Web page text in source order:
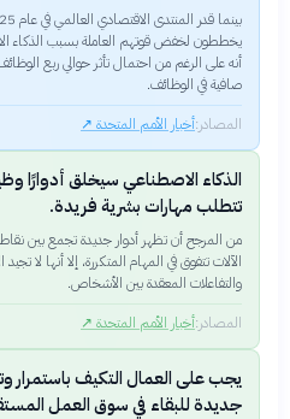
يخططون لخفض قوتهم العاملة بسبب الذكاء
أنه على الرغم من احتمال تأثر حوالي ربع
صافية في الوظائف.
المصادر:أخبار الأمم المتحدة ↗
الذكاء الاصطناعي سيخلق أدوارًا
تتطلب مهارات بشرية فريدة.
من المرجح أن تظهر أدوار جديدة تجمع بين
الآلات تتفوق في المهام المتكررة، إلا أنها لا تجيد
والتفاعلات المعقدة بين الأشخاص.
المصادر:أخبار الأمم المتحدة ↗
يجب على العمال التكيف باستمرار
جديدة للبقاء في سوق العمل